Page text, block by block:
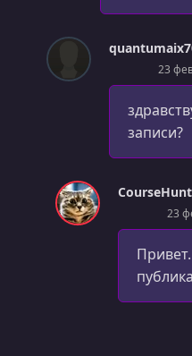
23
записи?
23